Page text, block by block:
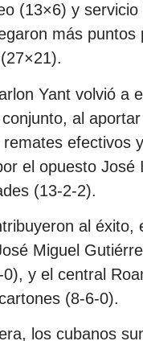
(13×6) y servicio
más puntos
Yant volvió a
al
efectivos
el opuesto José
(13-2-2).
al éxito,
Miguel
y el central
(8-6-0).
los cubanos